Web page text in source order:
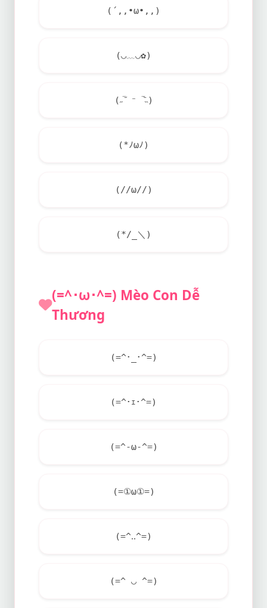
(´,,•ω•,,)
(◡﹏◡✿)
(˶‾᷄ ⁻ ‾᷅˵)
(*ﾉωﾉ)
(//ω//)
(*/_＼)
(=^･ω･^=) Mèo Con Dễ
Thương
(=^･_･^=)
(=^･ｪ･^=)
(=^-ω-^=)
(=①ω①=)
(=^‥^=)
(=^ ◡ ^=)